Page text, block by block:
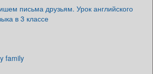
письма друзьям. Урок английского
в 3 классе
family